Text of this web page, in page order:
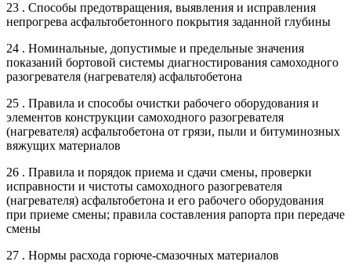
23 . Способы предотвращения, выявления и исправления
непрогрева асфальтобетонного покрытия заданной глубины
24 . Номинальные, допустимые и предельные значения
показаний бортовой системы диагностирования самоходного
разогревателя (нагревателя) асфальтобетона
25 . Правила и способы очистки рабочего оборудования и
элементов конструкции самоходного разогревателя
(нагревателя) асфальтобетона от грязи, пыли и битуминозных
вяжущих материалов
26 . Правила и порядок приема и сдачи смены, проверки
исправности и чистоты самоходного разогревателя
(нагревателя) асфальтобетона и его рабочего оборудования
при приеме смены; правила составления рапорта при передаче
смены
27 . Нормы расхода горюче-смазочных материалов